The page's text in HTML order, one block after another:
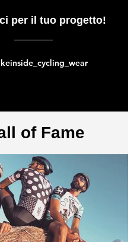
per il tuo progetto!
of Fame